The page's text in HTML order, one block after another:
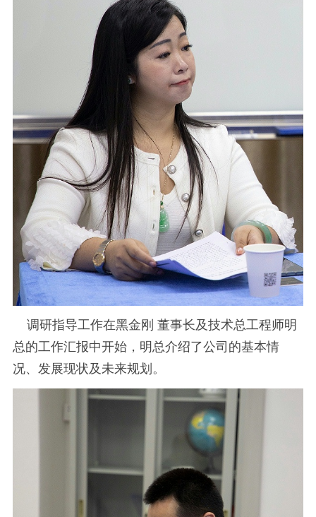
调研指导工作在黑金刚 董事长及技术总工程师明
总的工作汇报中开始，明总介绍了公司的基本情
况、发展现状及未来规划。